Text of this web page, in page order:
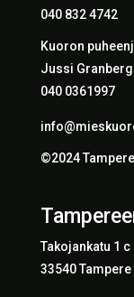
040 832 4742
Kuoron
Jussi Granberg
040 0361997
©2024
Takojankatu 1 c
33540 Tampere